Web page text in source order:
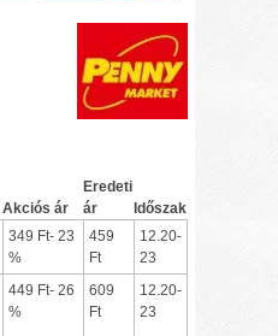
Akciós ár
Eredeti
ár
Időszak
349 Ft- 23
%
459
Ft
12.20-
23
449 Ft- 26
%
609
Ft
12.20-
23